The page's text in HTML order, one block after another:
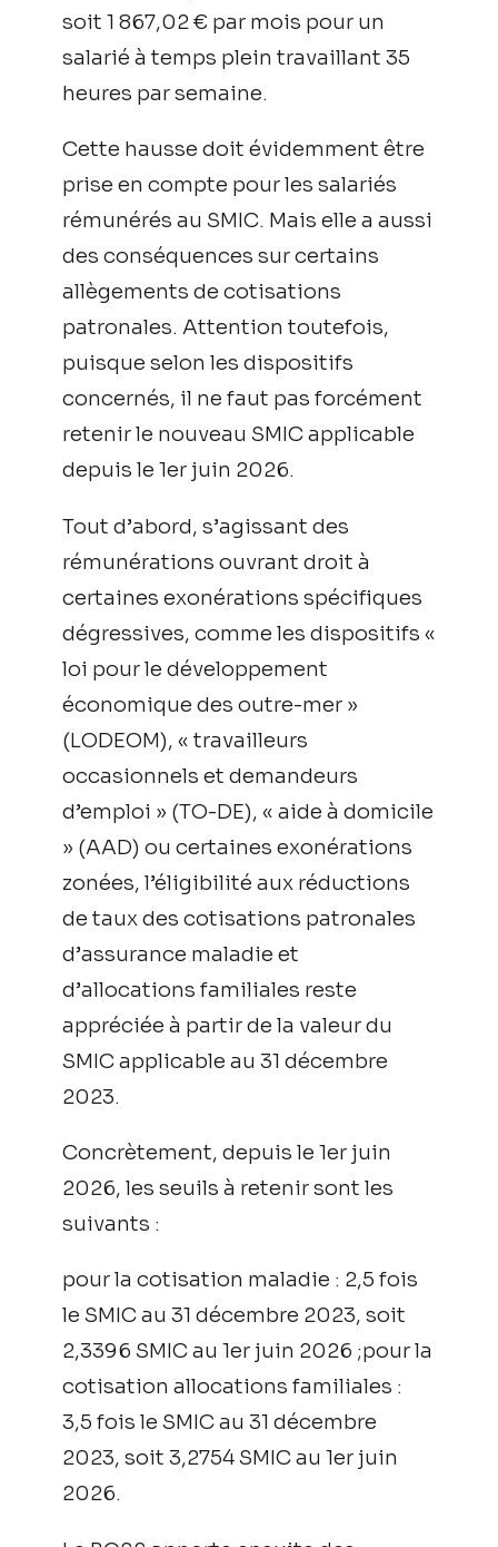
soit 1 867,02 € par mois pour un
salarié à temps plein travaillant 35
heures par semaine.
Cette hausse doit évidemment être
prise en compte pour les salariés
rémunérés au SMIC. Mais elle a aussi
des conséquences sur certains
allègements de cotisations
patronales. Attention toutefois,
puisque selon les dispositifs
concernés, il ne faut pas forcément
retenir le nouveau SMIC applicable
depuis le 1er juin 2026.
Tout d’abord, s’agissant des
rémunérations ouvrant droit à
certaines exonérations spécifiques
dégressives, comme les dispositifs «
loi pour le développement
économique des outre-mer »
(LODEOM), « travailleurs
occasionnels et demandeurs
d’emploi » (TO-DE), « aide à domicile
» (AAD) ou certaines exonérations
zonées, l’éligibilité aux réductions
de taux des cotisations patronales
d’assurance maladie et
d’allocations familiales reste
appréciée à partir de la valeur du
SMIC applicable au 31 décembre
2023.
Concrètement, depuis le 1er juin
2026, les seuils à retenir sont les
suivants :
pour la cotisation maladie : 2,5 fois
le SMIC au 31 décembre 2023, soit
2,3396 SMIC au 1er juin 2026 ;pour la
cotisation allocations familiales :
3,5 fois le SMIC au 31 décembre
2023, soit 3,2754 SMIC au 1er juin
2026.